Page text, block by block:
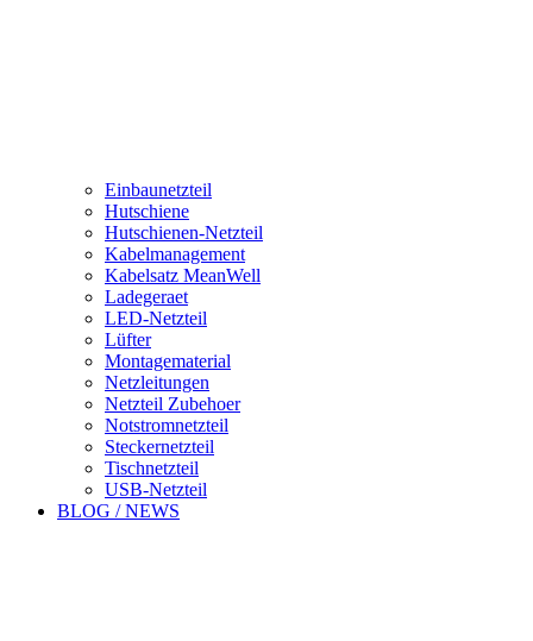
Einbaunetzteil
Hutschiene
Hutschienen-Netzteil
Kabelmanagement
Kabelsatz MeanWell
Ladegeraet
LED-Netzteil
Lüfter
Montagematerial
Netzleitungen
Netzteil Zubehoer
Notstromnetzteil
Steckernetzteil
Tischnetzteil
USB-Netzteil
BLOG / NEWS